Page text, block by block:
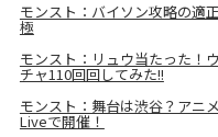
モンスト：バイソン攻略の適
極
モンスト：リュウ当たった！
チャ110回回してみた!!
モンスト：舞台は渋谷？アニ
Liveで開催！